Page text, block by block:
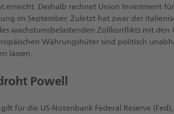
erreicht. Deshalb rechnet Union Investment
im September. Zuletzt hat zwar der
wachstumsbelastenden Zollkonflikts mit den
Währungshüter sind politisch
lassen.
Powell
gilt für die US-Notenbank Federal Reserve